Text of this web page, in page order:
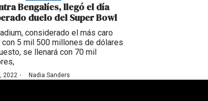
Bengalíes, llegó el día
duelo del Super Bowl
considerado el más caro
con 5 mil 500 millones de dólares
se llenará con 70 mil
2022 · Nadia Sanders